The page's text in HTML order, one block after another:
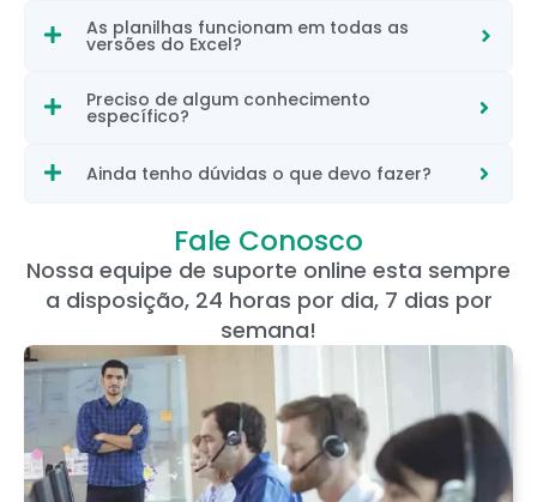
As planilhas funcionam em todas as
versões do Excel?
Preciso de algum conhecimento
específico?
Ainda tenho dúvidas o que devo fazer?
Fale Conosco
Nossa equipe de suporte online esta sempre
a disposição, 24 horas por dia, 7 dias por
semana!